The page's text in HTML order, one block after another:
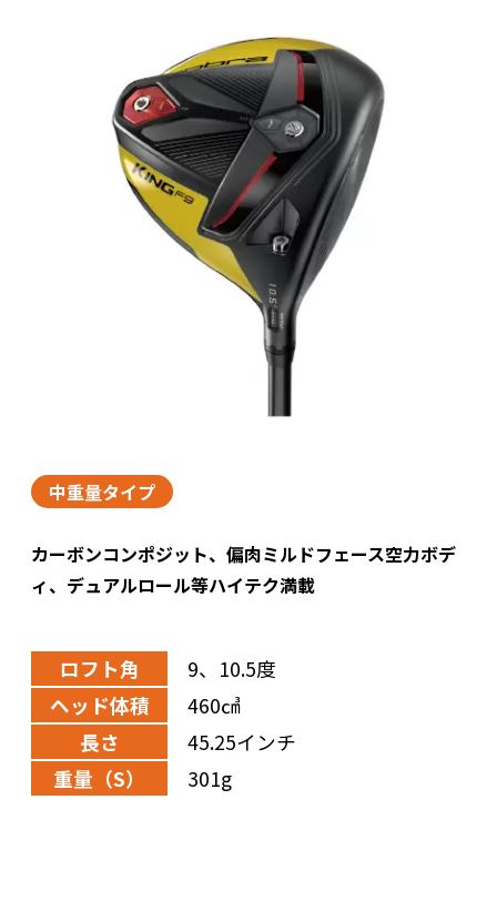
中重量タイプ
カーボンコンポジット、偏肉ミルドフェース空力ボデ
ィ、デュアルロール等ハイテク満載
ロフト角
9、10.5度
ヘッド体積
460㎤
長さ
45.25インチ
重量（S）
301g